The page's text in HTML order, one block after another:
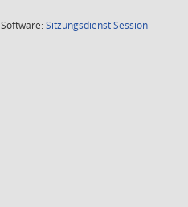
Software:SitzungsdienstSession(Wird in